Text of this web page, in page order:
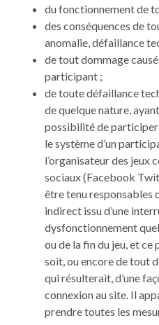
du fonctionnement de
des conséquences de
anomalie, défaillance
de tout dommage causé
participant ;
de toute défaillance
de quelque nature,
possibilité de participer
le système d’un
l’organisateur des jeux
sociaux (Facebook
être tenu responsables
indirect issu d’une
dysfonctionnement quel
ou de la fin du jeu, et ce
soit, ou encore de tout
qui résulterait, d’une
connexion au site. Il
prendre toutes les